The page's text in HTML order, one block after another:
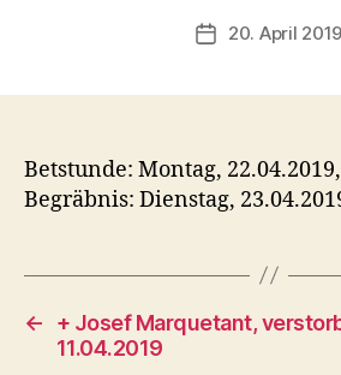
20. April 2019
Betstunde: Montag,
Begräbnis: Dienstag,
←
+ Josef Marquetant,
11.04.2019